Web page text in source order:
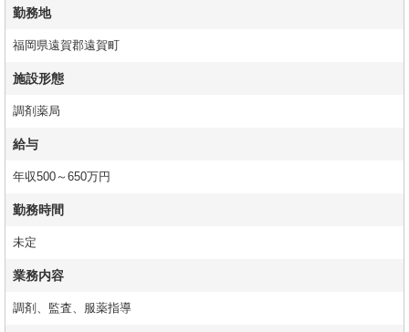
勤務地
福岡県遠賀郡遠賀町
施設形態
調剤薬局
給与
年収500～650万円
勤務時間
未定
業務内容
調剤、監査、服薬指導